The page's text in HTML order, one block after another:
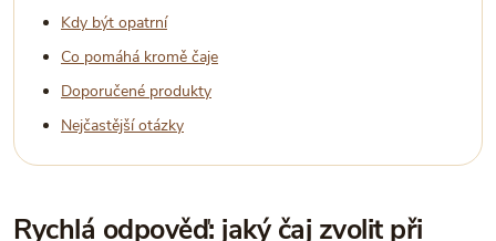
Kdy být opatrní
Co pomáhá kromě čaje
Doporučené produkty
Nejčastější otázky
Rychlá odpověď: jaký čaj zvolit při